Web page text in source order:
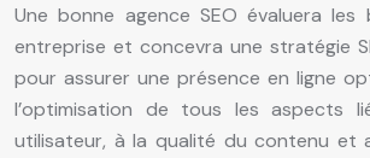
Une bonne agence SEO évaluera
entreprise et concevra une stratégie
pour assurer une présence en ligne
l’optimisation de tous les aspects
utilisateur, à la qualité du contenu et